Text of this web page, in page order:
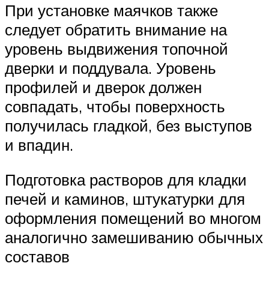
При установке маячков также
следует обратить внимание на
уровень выдвижения топочной
дверки и поддувала. Уровень
профилей и дверок должен
совпадать, чтобы поверхность
получилась гладкой, без выступов
и впадин.
Подготовка растворов для кладки
печей и каминов, штукатурки для
оформления помещений во многом
аналогично замешиванию обычных
составов